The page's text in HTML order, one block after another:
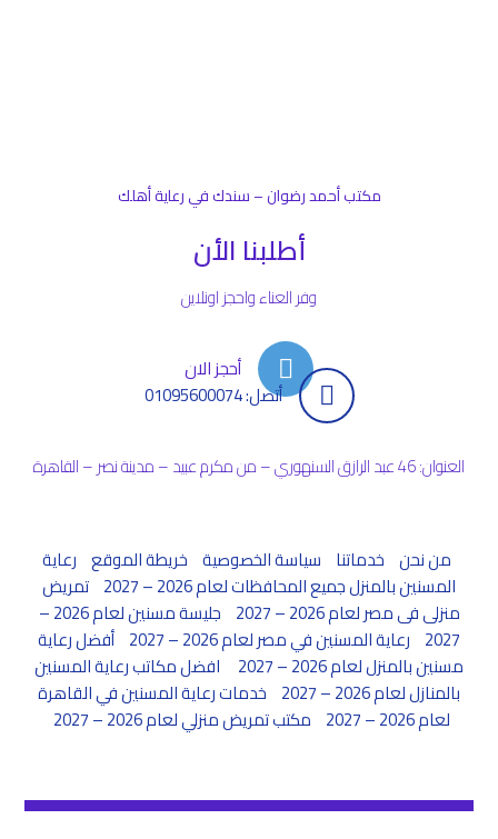
مكتب أحمد رضوان – سندك في رعاية أهلك
أطلبنا الأن
وفر العناء واحجز اونلاين
أحجز الان
أتصل: 01095600074
العنوان: 46 عبد الرازق السنهوري – من مكرم عبيد – مدينة نصر – القاهرة
من نحن خدماتنا سياسة الخصوصية خريطة الموقع رعاية
المسنين بالمنزل جميع المحافظات لعام 2026 – 2027
تمريض
منزلى فى مصر لعام 2026 – 2027
جليسة مسنين لعام 2026 –
2027 رعاية المسنين في مصر لعام 2026 – 2027
أفضل رعاية
مسنين بالمنزل لعام 2026 – 2027
افضل مكاتب رعاية المسنين
بالمنازل لعام 2026 – 2027
خدمات رعاية المسنين في القاهرة
لعام 2026 – 2027
مكتب تمريض منزلي لعام 2026 – 2027